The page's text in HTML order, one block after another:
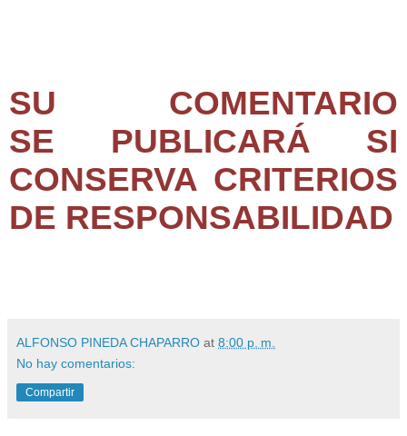
SU COMENTARIO
SE PUBLICARÁ SI
CONSERVA CRITERIOS
DE RESPONSABILIDAD
ALFONSO PINEDA CHAPARRO at 8:00 p. m.
No hay comentarios:
Compartir